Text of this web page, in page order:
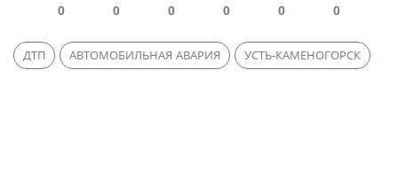
0 0 0 0 0 0
ДТП АВТОМОБИЛЬНАЯ АВАРИЯ УСТЬ-КАМЕНОГОРСК